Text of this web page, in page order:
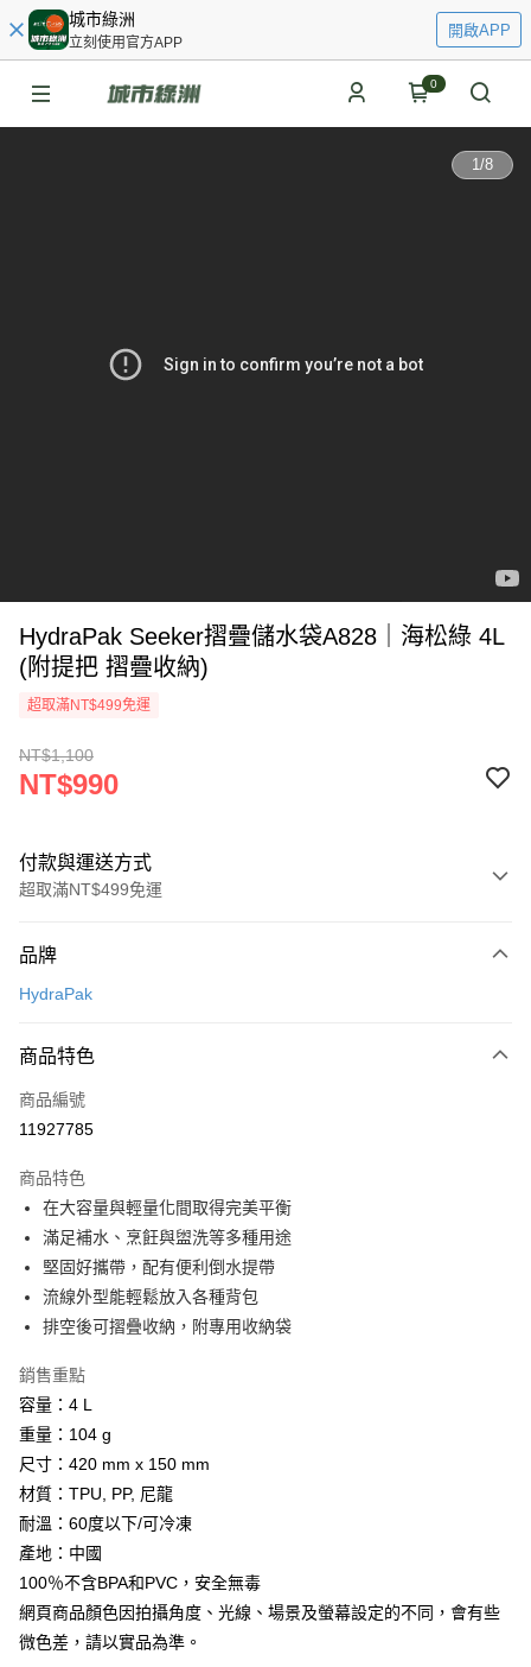
城市綠洲
立刻使用官方APP
開啟APP
0
1/8
HydraPak Seeker摺疊儲水袋A828｜海松綠 4L
(附提把 摺疊收納)
超取滿NT$499免運
NT$1,100
NT$990
付款與運送方式
超取滿NT$499免運
信用卡一次付款
LINE Pay
Apple Pay
悠遊付
Google Pay
全盈+PAY
AFTEE先享後付
【關於「AFTEE先享後付」】
AFTEE先享後付是「在收到商品之後才付款」的支付方式。 讓您購物簡單
１．簡單：不需註冊會員、不需綁卡、不需儲值。
２．便利：只要手機號碼，簡訊認證，即可結帳。
３．安心：先確認商品／服務後，再付款。
【「AFTEE先享後付」結帳流程】
１．於結帳方式選擇「AFTEE先享後付」後，將跳轉至「AFTEE先享後付」
２．訂單成立數日內，您將收到繳費通知簡訊。
３．收到繳費通知簡訊後14天內，點擊此簡訊中的連結，可透過四大超商／
ATM／網路銀行／等多元方式進行付款，方視為交易完成。
※ 請注意：結帳手續完成當下不需立刻繳費，但若您需要取消訂單，請聯絡
ATM付款
貨到付款
運送方式
全家取貨付款
每筆NT$60，滿NT$499(含以上)免運費
7-11取貨付款
每筆NT$60，滿NT$799(含以上)免運費
品牌
HydraPak
商品特色
商品編號
11927785
商品特色
在大容量與輕量化間取得完美平衡
滿足補水、烹飪與盥洗等多種用途
堅固好攜帶，配有便利倒水提帶
流線外型能輕鬆放入各種背包
排空後可摺疊收納，附專用收納袋
銷售重點
容量：4 L
重量：104 g
尺寸：420 mm x 150 mm
材質：TPU, PP, 尼龍
耐溫：60度以下/可冷凍
產地：中國
100％不含BPA和PVC，安全無毒
網頁商品顏色因拍攝角度、光線、場景及螢幕設定的不同，會有些
微色差，請以實品為準。